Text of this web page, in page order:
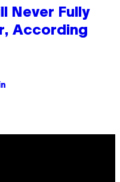
Never Fully
According